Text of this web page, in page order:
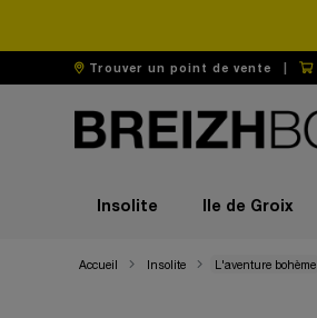
Trouver un point de vente
Insolite Ile de Groix
Accueil Insolite L'aventure bohème